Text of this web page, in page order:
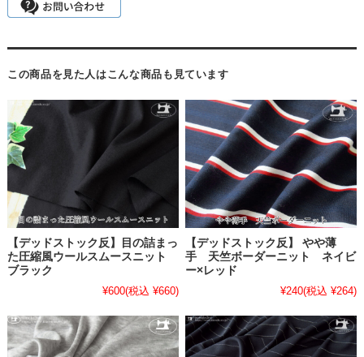
この商品を見た人はこんな商品も見ています
【デッドストック反】目の詰まっ
た圧縮風ウールスムースニット
ブラック
¥600(税込 ¥660)
【デッドストック反】 やや薄
手 天竺ボーダーニット ネイビ
ー×レッド
¥240(税込 ¥264)